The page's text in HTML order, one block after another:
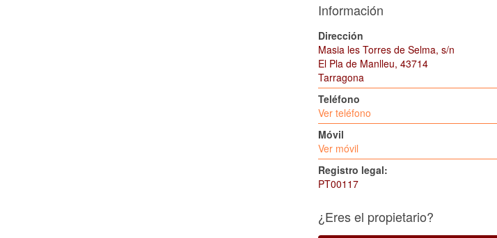
Información
Dirección
Masia les Torres de Selma, s/n
El Pla de Manlleu, 43714
Tarragona
Teléfono
Ver teléfono
Móvil
Ver móvil
Registro legal:
PT00117
¿Eres el propietario?